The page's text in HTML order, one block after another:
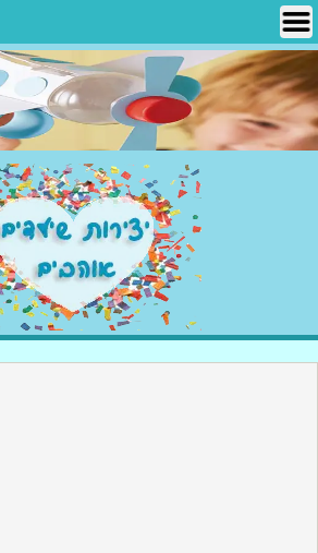
Skip
content
יצירות שילדים אוהבים